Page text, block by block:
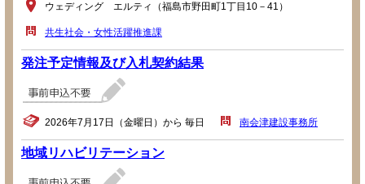
ウェディング エルティ（福島市野田町1丁目10－41）
共生社会・女性活躍推進課
発注予定情報及び入札契約結果
2026年7月17日（金曜日）から 毎日 南会津建設事務所
地域リハビリテーション